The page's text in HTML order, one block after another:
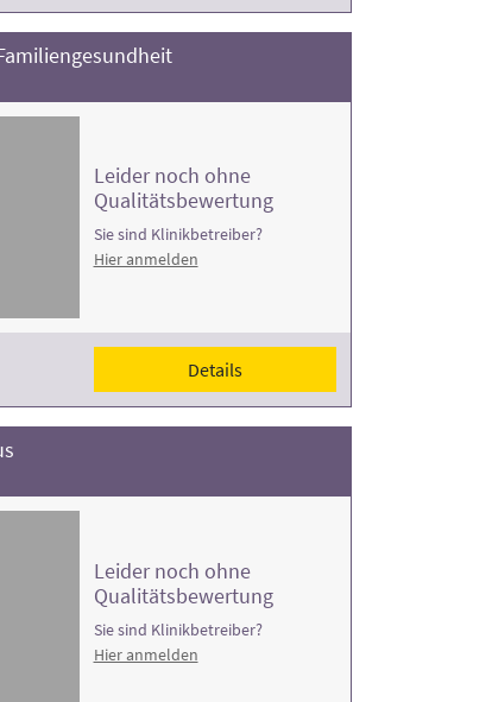
Leider noch ohne
Qualitätsbewertung
Sie sind Klinikbetreiber?
Hier anmelden
Details
Leider noch ohne
Qualitätsbewertung
Sie sind Klinikbetreiber?
Hier anmelden